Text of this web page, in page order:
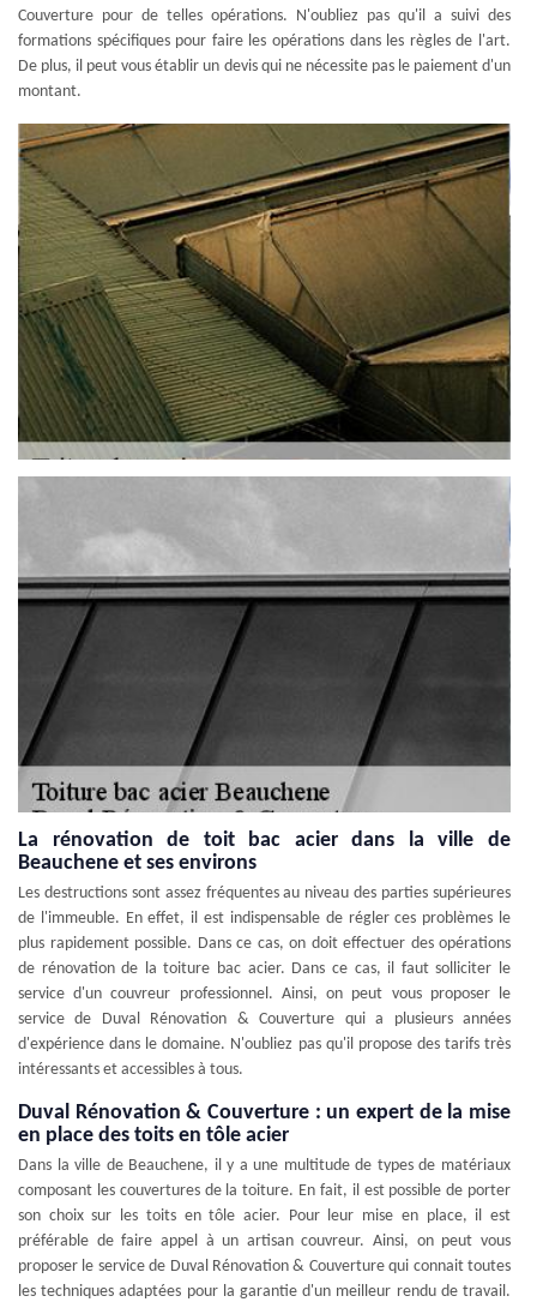
Couverture pour de telles opérations. N'oubliez pas qu'il a suivi des
formations spécifiques pour faire les opérations dans les règles de l'art.
De plus, il peut vous établir un devis qui ne nécessite pas le paiement d'un
montant.
La rénovation de toit bac acier dans la ville de
Beauchene et ses environs
Les destructions sont assez fréquentes au niveau des parties supérieures
de l'immeuble. En effet, il est indispensable de régler ces problèmes le
plus rapidement possible. Dans ce cas, on doit effectuer des opérations
de rénovation de la toiture bac acier. Dans ce cas, il faut solliciter le
service d'un couvreur professionnel. Ainsi, on peut vous proposer le
service de Duval Rénovation & Couverture qui a plusieurs années
d'expérience dans le domaine. N'oubliez pas qu'il propose des tarifs très
intéressants et accessibles à tous.
Duval Rénovation & Couverture : un expert de la mise
en place des toits en tôle acier
Dans la ville de Beauchene, il y a une multitude de types de matériaux
composant les couvertures de la toiture. En fait, il est possible de porter
son choix sur les toits en tôle acier. Pour leur mise en place, il est
préférable de faire appel à un artisan couvreur. Ainsi, on peut vous
proposer le service de Duval Rénovation & Couverture qui connait toutes
les techniques adaptées pour la garantie d'un meilleur rendu de travail.